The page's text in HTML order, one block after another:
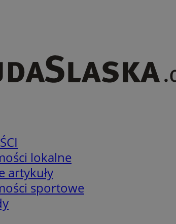
lokalne
artykuły
sportowe